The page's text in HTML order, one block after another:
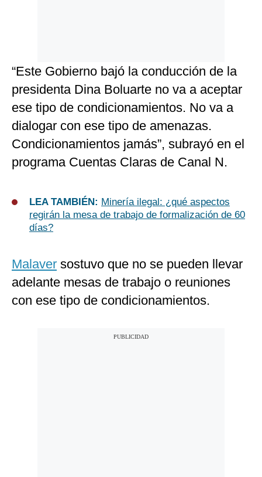
“Este Gobierno bajó la conducción de la
presidenta Dina Boluarte no va a aceptar
ese tipo de condicionamientos. No va a
dialogar con ese tipo de amenazas.
Condicionamientos jamás”, subrayó en el
programa Cuentas Claras de Canal N.
LEA TAMBIÉN: Minería ilegal: ¿qué aspectos
regirán la mesa de trabajo de formalización de 60
días?
Malaver sostuvo que no se pueden llevar
adelante mesas de trabajo o reuniones
con ese tipo de condicionamientos.